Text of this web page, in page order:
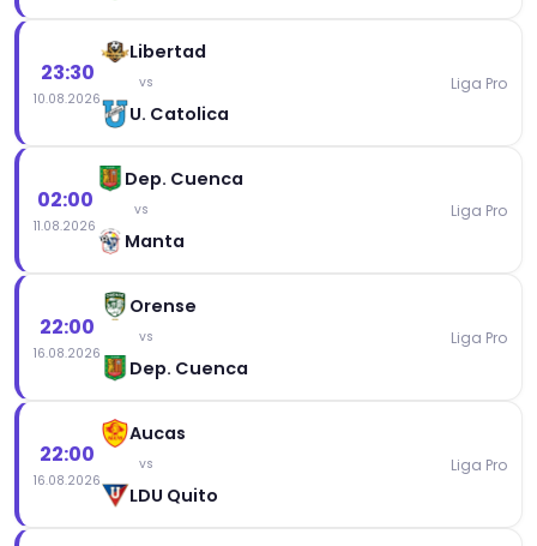
23:30
10.08.2026
Libertad
vs
U. Catolica
Liga Pro
02:00
11.08.2026
Dep. Cuenca
vs
Manta
Liga Pro
22:00
16.08.2026
Orense
vs
Dep. Cuenca
Liga Pro
22:00
16.08.2026
Aucas
vs
LDU Quito
Liga Pro